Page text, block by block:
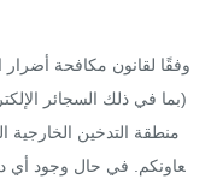
منطقة التدخين
عاونكم. في حال وجود أي